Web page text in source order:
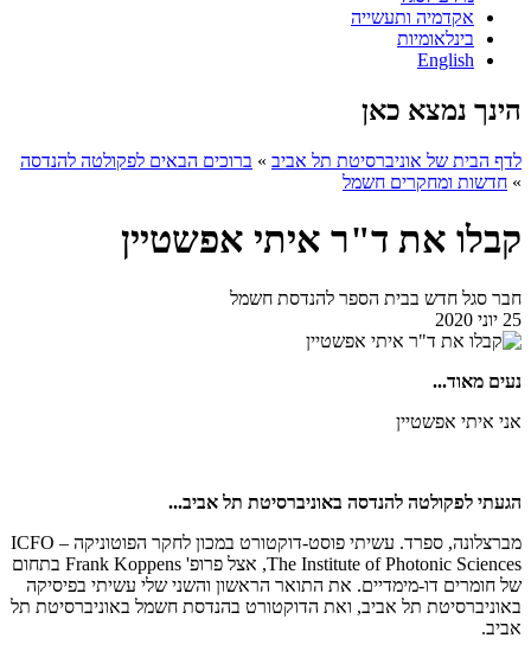
אקדמיה ותעשייה
בינלאומיות
English
הינך נמצא כאן
לדף הבית של אוניברסיטת תל אביב » ברוכים הבאים לפקולטה להנדסה
» חדשות ומחקרים חשמל
קבלו את ד"ר איתי אפשטיין
חבר סגל חדש בבית הספר להנדסת חשמל
25 יוני 2020
נעים מאוד...
אני איתי אפשטיין
הגעתי לפקולטה להנדסה באוניברסיטת תל אביב...
מברצלונה, ספרד. עשיתי פוסט-דוקטורט במכון לחקר הפוטוניקה ICFO –
The Institute of Photonic Sciences, אצל פרופ' Frank Koppens בתחום
של חומרים דו-מימדיים. את התואר הראשון והשני שלי עשיתי בפיסיקה
באוניברסיטת תל אביב, ואת הדוקטורט בהנדסת חשמל באוניברסיטת תל
אביב.